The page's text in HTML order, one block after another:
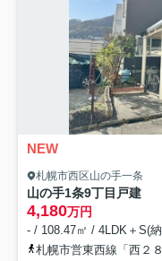
NEW
札幌市西区山の手一条
山の手1条9丁目戸建
4,180万円
- / 108.47㎡ / 4LDK＋S(
札幌市営東西線「西２